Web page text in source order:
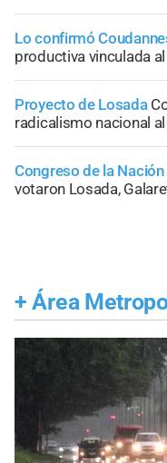
Lo confirmó
productiva vinculada
Proyecto de Losada
radicalismo nacional
Congreso de la Nación
votaron Losada,
+ Área